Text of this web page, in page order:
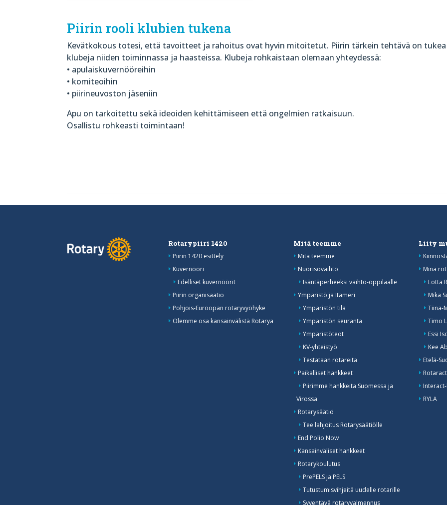
Piirin rooli klubien tukena
Kevätkokous totesi, että tavoitteet ja rahoitus ovat hyvin mitoitetut. Piirin tärkein tehtävä on tukea
klubeja niiden toiminnassa ja haasteissa. Klubeja rohkaistaan olemaan yhteydessä:
• apulaiskuvernööreihin
• komiteoihin
• piirineuvoston jäseniin
Apu on tarkoitettu sekä ideoiden kehittämiseen että ongelmien ratkaisuun.
Osallistu rohkeasti toimintaan!
Rotarypiiri 1420
Piirin 1420 esittely
Kuvernööri
Edelliset kuvernöörit
Piirin organisaatio
Pohjois-Euroopan rotaryvyöhyke
Olemme osa kansainvälistä Rotarya
Mitä teemme
Mitä teemme
Nuorisovaihto
Isäntäperheeksi vaihto-oppilaalle
Ympäristö ja Itämeri
Ympäristön tila
Ympäristön seuranta
Ympäristöteot
KV-yhteistyö
Testataan rotareita
Paikalliset hankkeet
Piirimme hankkeita Suomessa ja
Virossa
Rotarysäätiö
Tee lahjoitus Rotarysäätiölle
End Polio Now
Kansainväliset hankkeet
Rotarykoulutus
PrePELS ja PELS
Tutustumisvihjeitä uudelle rotarille
Syventävä rotaryvalmennus
Liity
Minä
Lotta
Mika
Tiina-
Timo
Essi
Kee
Etelä-
RYLA